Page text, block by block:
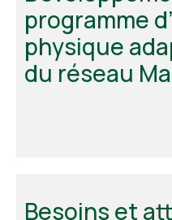
programme
physique
du réseau
Besoins et